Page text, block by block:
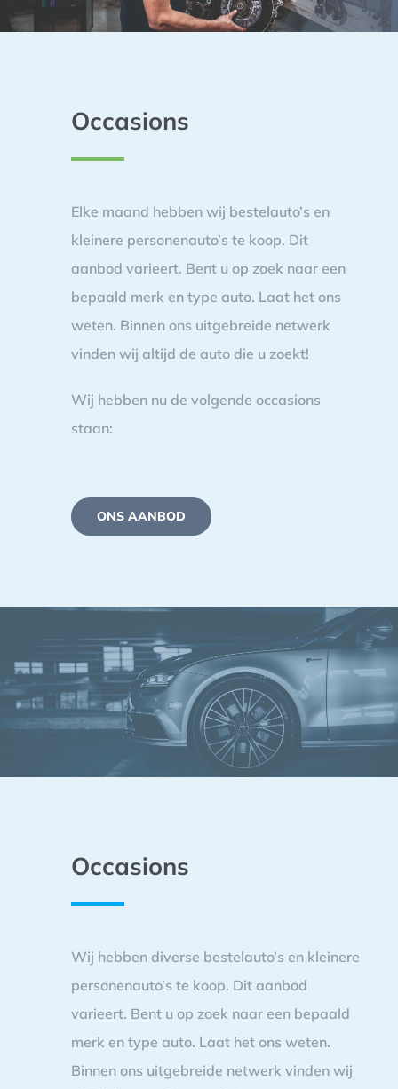
Occasions
Elke maand hebben wij bestelauto’s en
kleinere personenauto’s te koop. Dit
aanbod varieert. Bent u op zoek naar een
bepaald merk en type auto. Laat het ons
weten. Binnen ons uitgebreide netwerk
vinden wij altijd de auto die u zoekt!
Wij hebben nu de volgende occasions
staan:
ONS AANBOD
Occasions
Wij hebben diverse bestelauto’s en kleinere
personenauto’s te koop. Dit aanbod
varieert. Bent u op zoek naar een bepaald
merk en type auto. Laat het ons weten.
Binnen ons uitgebreide netwerk vinden wij